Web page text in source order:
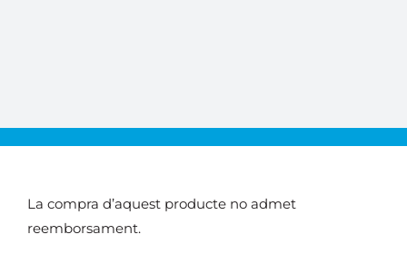
La compra d’aquest producte no admet
reemborsament.